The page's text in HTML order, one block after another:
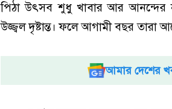
পিঠা উৎসব শুধু খাবার আর আনন্দের
উজ্জ্বল দৃষ্টান্ত। ফলে আগামী বছর
আমার দেশের